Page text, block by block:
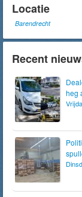
Locatie
Barendrecht
Recent
heg